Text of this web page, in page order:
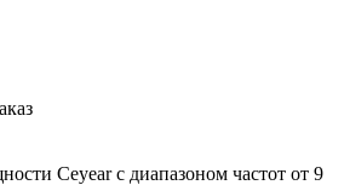
Ceyear с диапазоном частот от 9